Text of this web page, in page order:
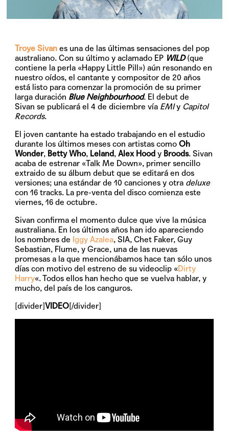
Troye Sivan es una de las últimas sensaciones del pop
australiano. Con su último y aclamado EP WILD (que
contiene la perla «Happy Little Pill») aún resonando en
nuestro oídos, el cantante y compositor de 20 años
está listo para comenzar la promoción de su primer
larga duración Blue Neighbourhood. El debut de
Sivan se publicará el4 de diciembre vía EMIy Capitol
Records.
El joven cantante ha estado trabajando en el estudio
durante los últimos meses con artistas comoOh
Wonder, Betty Who, Leland,Alex Hood y Broods. Sivan
acaba de estrenar «Talk Me Down», primer sencillo
extraido de su álbum debut que se editará en dos
versiones; una estándar de 10 canciones y otra deluxe
con 16 tracks. La pre-venta del disco comienza este
viernes, 16 de octubre.
Sivan confirma el momento dulce que vive la música
australiana. En los últimos años han ido apareciendo
los nombres de Iggy Azalea, SIA, Chet Faker, Guy
Sebastian, Flume, y Grace, una de las nuevas
promesas a la que mencionábamos hace tan sólo unos
días con motivo del estreno de su videoclip «Dirty
Harry«. Todos ellos han hecho que se vuelva hablar, y
mucho, del país de los canguros.
[divider]VIDEO[/divider]